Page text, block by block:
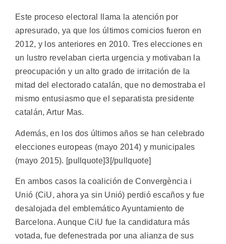
Este proceso electoral llama la atención por
apresurado, ya que los últimos comicios fueron en
2012, y los anteriores en 2010. Tres elecciones en
un lustro revelaban cierta urgencia y motivaban la
preocupación y un alto grado de irritación de la
mitad del electorado catalán, que no demostraba el
mismo entusiasmo que el separatista presidente
catalán, Artur Mas.
Además, en los dos últimos años se han celebrado
elecciones europeas (mayo 2014) y municipales
(mayo 2015). [pullquote]3[/pullquote]
En ambos casos la coalición de Convergència i
Unió (CiU, ahora ya sin Unió) perdió escaños y fue
desalojada del emblemático Ayuntamiento de
Barcelona. Aunque CiU fue la candidatura más
votada, fue defenestrada por una alianza de sus